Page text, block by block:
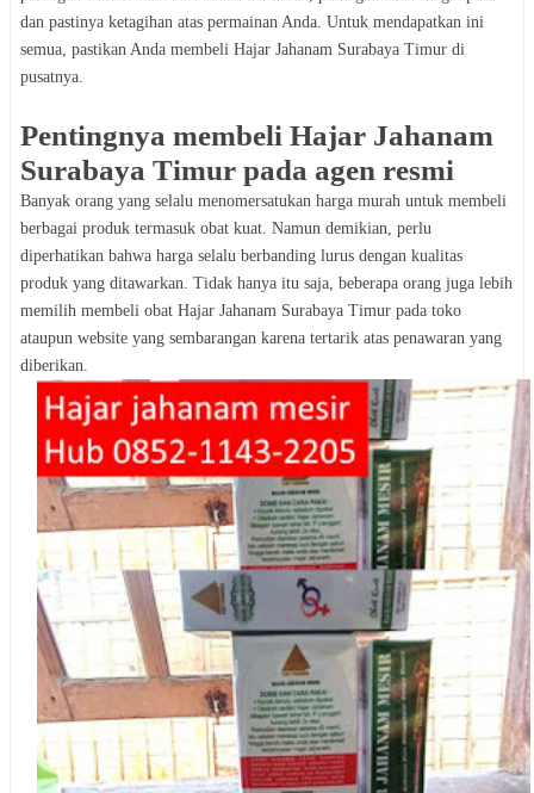
dan pastinya ketagihan atas permainan Anda. Untuk mendapatkan ini
semua, pastikan Anda membeli Hajar Jahanam Surabaya Timur di
pusatnya.
Pentingnya membeli Hajar Jahanam
Surabaya Timur pada agen resmi
Banyak orang yang selalu menomersatukan harga murah untuk membeli
berbagai produk termasuk obat kuat. Namun demikian, perlu
diperhatikan bahwa harga selalu berbanding lurus dengan kualitas
produk yang ditawarkan. Tidak hanya itu saja, beberapa orang juga lebih
memilih membeli obat Hajar Jahanam Surabaya Timur pada toko
ataupun website yang sembarangan karena tertarik atas penawaran yang
diberikan.